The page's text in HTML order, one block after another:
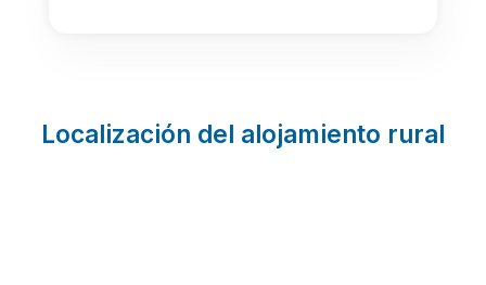
Localización del alojamiento rural